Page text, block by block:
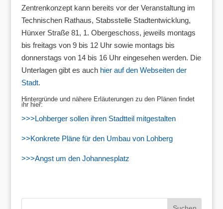
Zentrenkonzept kann bereits vor der Veranstaltung im
Technischen Rathaus, Stabsstelle Stadtentwicklung,
Hünxer Straße 81, 1. Obergeschoss, jeweils montags
bis freitags von 9 bis 12 Uhr sowie montags bis
donnerstags von 14 bis 16 Uhr eingesehen werden. Die
Unterlagen gibt es auch hier auf den Webseiten der
Stadt.
Hintergründe und nähere Erläuterungen zu den Plänen findet
ihr hier:
>>>Lohberger sollen ihren Stadtteil mitgestalten
>>Konkrete Pläne für den Umbau von Lohberg
>>>Angst um den Johannesplatz